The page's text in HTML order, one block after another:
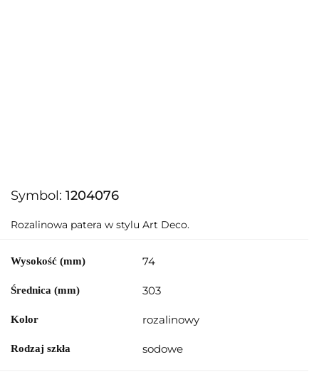
Symbol: 1204076
Rozalinowa patera w stylu Art Deco.
Wysokość (mm) 74
Średnica (mm) 303
Kolor rozalinowy
Rodzaj szkła sodowe